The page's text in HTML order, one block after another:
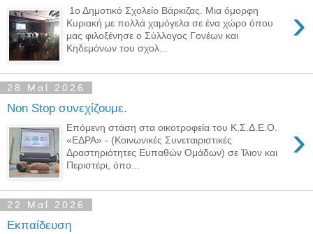
›
1ο Δημοτικό Σχολείο Βάρκιζας. Μια όμορφη
Κυριακή με πολλά χαμόγελα σε ένα χώρο όπου
μας φιλοξένησε ο Σύλλογος Γονέων και
Κηδεμόνων του σχολ...
28 Μαΐ 2026
Non Stop συνεχίζουμε.
›
Eπόμενη στάση στα οικοτροφεία του Κ.Σ.Δ.Ε.Ο.
«ΕΔΡΑ» - (Κοινωνικές Συνεταιριστικές
Δραστηριότητες Ευπαθών Ομάδων) σε Ίλιον και
Περιστέρι, όπο...
22 Μαΐ 2026
Εκπαίδευση